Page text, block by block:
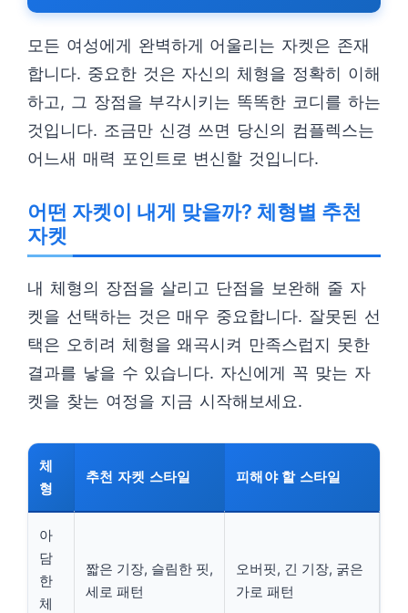
모든 여성에게 완벽하게 어울리는 자켓은 존재
합니다. 중요한 것은 자신의 체형을 정확히 이해
하고, 그 장점을 부각시키는 똑똑한 코디를 하는
것입니다. 조금만 신경 쓰면 당신의 컴플렉스는
어느새 매력 포인트로 변신할 것입니다.
어떤 자켓이 내게 맞을까? 체형별 추천
자켓
내 체형의 장점을 살리고 단점을 보완해 줄 자
켓을 선택하는 것은 매우 중요합니다. 잘못된 선
택은 오히려 체형을 왜곡시켜 만족스럽지 못한
결과를 낳을 수 있습니다. 자신에게 꼭 맞는 자
켓을 찾는 여정을 지금 시작해보세요.
체
형
추천 자켓 스타일 피해야 할 스타일
아
담
한
체
짧은 기장, 슬림한 핏,
세로 패턴
오버핏, 긴 기장, 굵은
가로 패턴